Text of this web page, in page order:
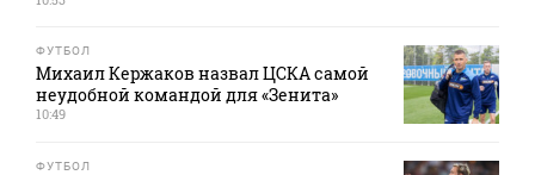
ФУТБОЛ
Михаил Кержаков назвал ЦСКА самой
неудобной командой для «Зенита»
10:49
ФУТБОЛ